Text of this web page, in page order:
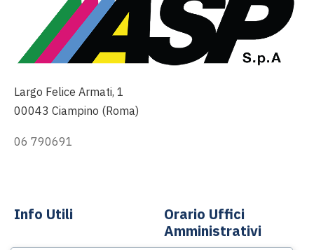
Largo Felice Armati, 1
00043 Ciampino (Roma)
06 790691
Info Utili
Orario Uffici
Amministrativi